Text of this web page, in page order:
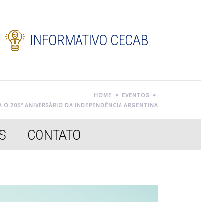
INFORMATIVO CECAB
HOME
EVENTOS
O 205º ANIVERSÁRIO DA INDEPENDÊNCIA ARGENTINA
CONTATO